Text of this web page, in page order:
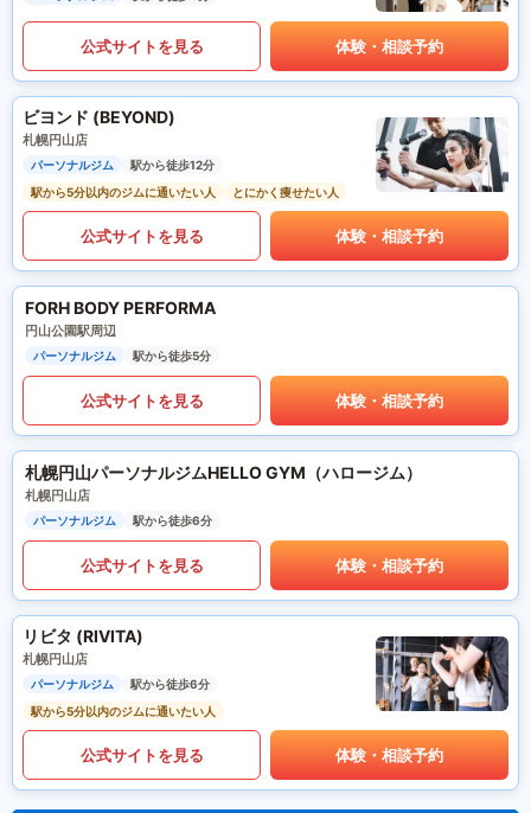
公式サイトを見る 体験・相談予約
ビヨンド (BEYOND)
札幌円山店
パーソナルジム
駅から徒歩12分
駅から5分以内のジムに通いたい人
とにかく痩せたい人
公式サイトを見る 体験・相談予約
FORH BODY PERFORMA
円山公園駅周辺
パーソナルジム 駅から徒歩5分
公式サイトを見る 体験・相談予約
札幌円山パーソナルジムHELLO GYM（ハロージム）
札幌円山店
パーソナルジム 駅から徒歩6分
公式サイトを見る 体験・相談予約
リビタ (RIVITA)
札幌円山店
パーソナルジム
駅から徒歩6分
駅から5分以内のジムに通いたい人
公式サイトを見る 体験・相談予約